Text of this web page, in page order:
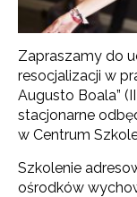
Zapraszamy do
resocjalizacji w
Augusto Boala”
stacjonarne
w Centrum
Szkolenie
ośrodków